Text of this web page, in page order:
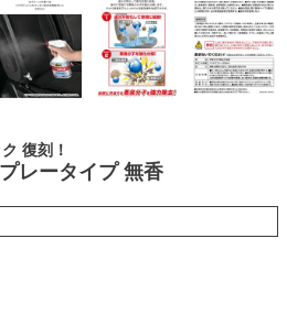
復刻！
レータイプ 無香